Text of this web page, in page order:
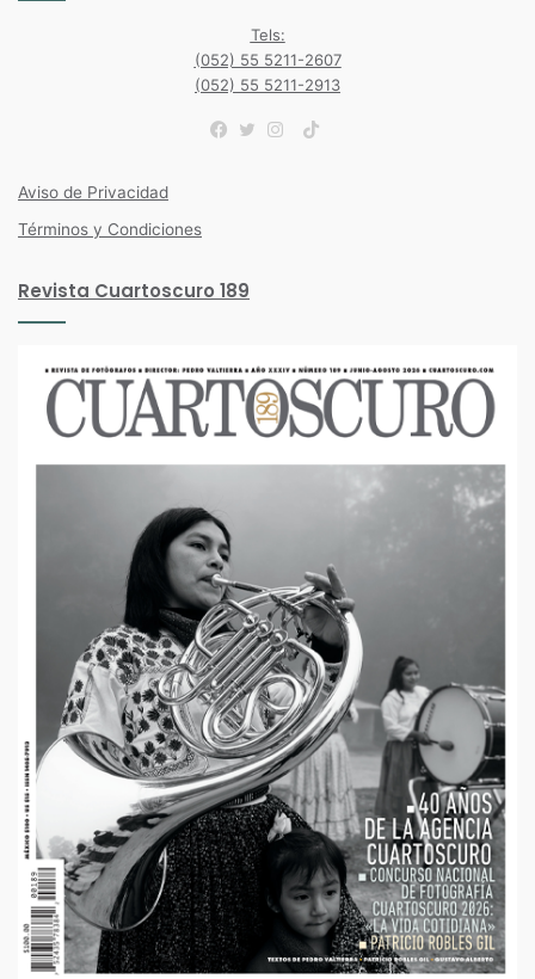
Tels:
(052) 55 5211-2607
(052) 55 5211-2913
TikTok
Aviso de Privacidad
Términos y Condiciones
Revista Cuartoscuro 189